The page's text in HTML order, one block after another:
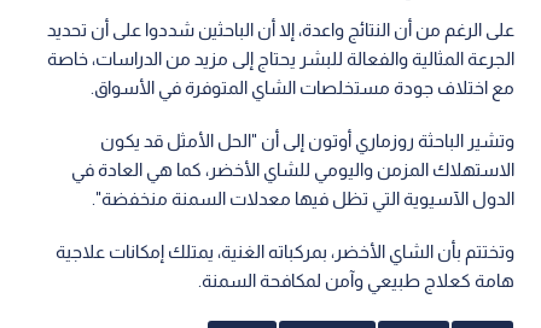
على الرغم من أن النتائج واعدة، إلا أن الباحثين شددوا على أن تحديد
الجرعة المثالية والفعالة للبشر يحتاج إلى مزيد من الدراسات، خاصة
مع اختلاف جودة مستخلصات الشاي المتوفرة في الأسواق.
وتشير الباحثة روزماري أوتون إلى أن "الحل الأمثل قد يكون
الاستهلاك المزمن واليومي للشاي الأخضر، كما هي العادة في
الدول الآسيوية التي تظل فيها معدلات السمنة منخفضة".
وتختتم بأن الشاي الأخضر، بمركباته الغنية، يمتلك إمكانات علاجية
هامة كعلاج طبيعي وآمن لمكافحة السمنة.